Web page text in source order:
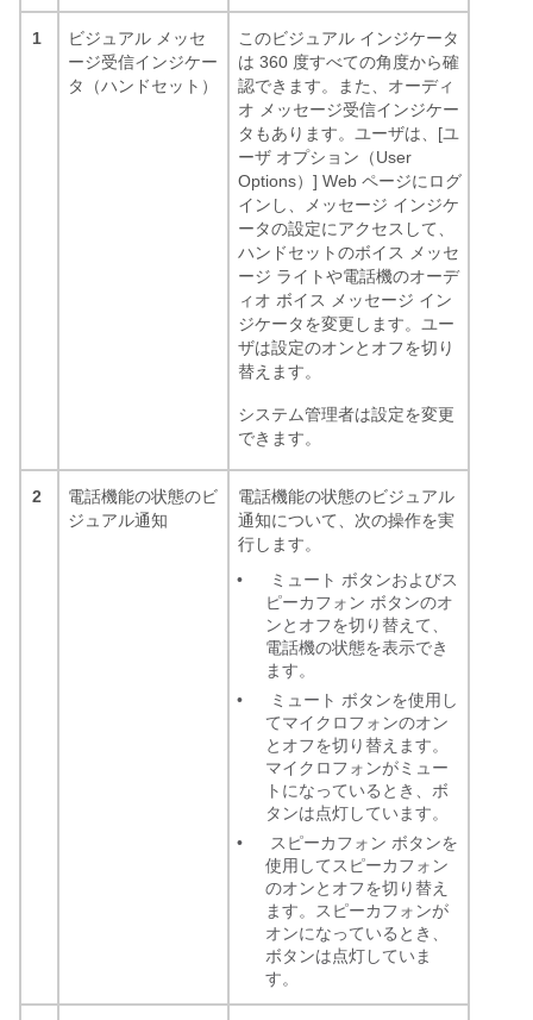
1
ビジュアル メッセ
ージ受信インジケー
タ（ハンドセット）
このビジュアル インジケータ
は 360 度すべての角度から確
認できます。また、オーディ
オ メッセージ受信インジケー
タもあります。ユーザは、[ユ
ーザ オプション（User
Options）] Web ページにログ
インし、メッセージ インジケ
ータの設定にアクセスして、
ハンドセットのボイス メッセ
ージ ライトや電話機のオーデ
ィオ ボイス メッセージ イン
ジケータを変更します。ユー
ザは設定のオンとオフを切り
替えます。
システム管理者は設定を変更
できます。
2
電話機能の状態のビ
ジュアル通知
電話機能の状態のビジュアル
通知について、次の操作を実
行します。
•
ミュート ボタンおよびス
ピーカフォン ボタンのオ
ンとオフを切り替えて、
電話機の状態を表示でき
ます。
•
ミュート ボタンを使用し
てマイクロフォンのオン
とオフを切り替えます。
マイクロフォンがミュー
トになっているとき、ボ
タンは点灯しています。
•
スピーカフォン ボタンを
使用してスピーカフォン
のオンとオフを切り替え
ます。スピーカフォンが
オンになっているとき、
ボタンは点灯していま
す。